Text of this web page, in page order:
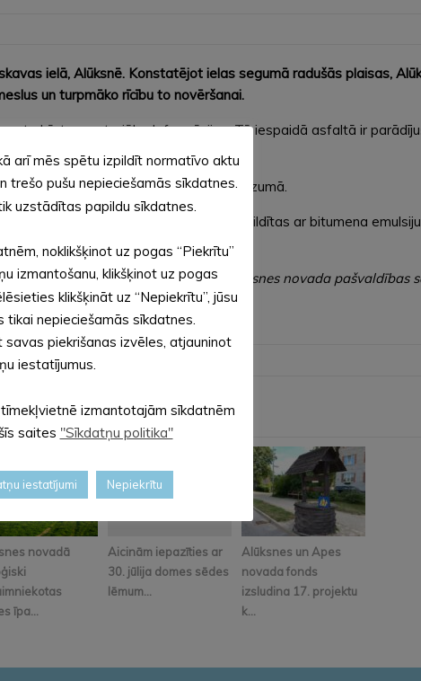
ielā, Alūksnē. Konstatējot ielas segumā radušās plaisas,
un turpmāko rīcību to novēršanai.
kārtas materiāla deformācijas. Tā iespaidā asfaltā ir
un uzklāt asfaltu 12 centimetru biezumā.
un, plaisas nekavējoties tiks aizpildītas ar bitumena
Alūksnes novada pašvaldības
novadā
īpa...
Aicinām iepazīties ar
30. jūlija domes sēdes
lēmum...
Alūksnes un Apes
novada fonds
izsludina 17. projektu
k...
arī mēs spētu izpildīt normatīvo aktu
trešo pušu nepieciešamās sīkdatnes.
uzstādītas papildu sīkdatnes.
noklikšķinot uz pogas “Piekrītu”
izmantošanu, klikšķinot uz pogas
klikšķināt uz “Nepiekrītu”, jūsu
nepieciešamās sīkdatnes.
savas piekrišanas izvēles, atjauninot
iestatījumus.
izmantotajām sīkdatnēm
saites "Sīkdatņu politika"
iestatījumi Nepiekrītu